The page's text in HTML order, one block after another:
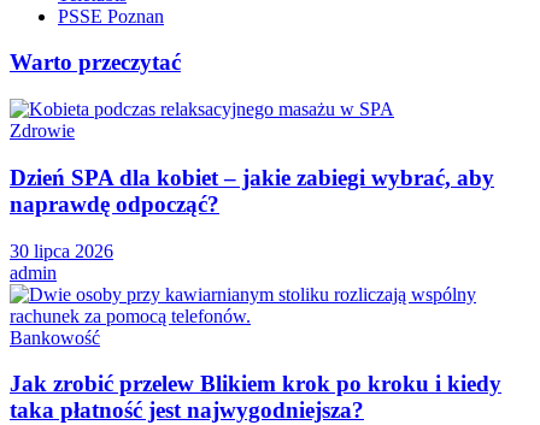
PSSE Poznan
Warto przeczytać
Zdrowie
Dzień SPA dla kobiet – jakie zabiegi wybrać, aby
naprawdę odpocząć?
30 lipca 2026
admin
Bankowość
Jak zrobić przelew Blikiem krok po kroku i kiedy
taka płatność jest najwygodniejsza?